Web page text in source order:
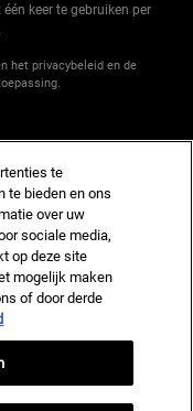
keer te gebruiken per
het privacybeleid en de
te
te bieden en ons
over uw
sociale media,
op deze site
mogelijk maken
of door derde